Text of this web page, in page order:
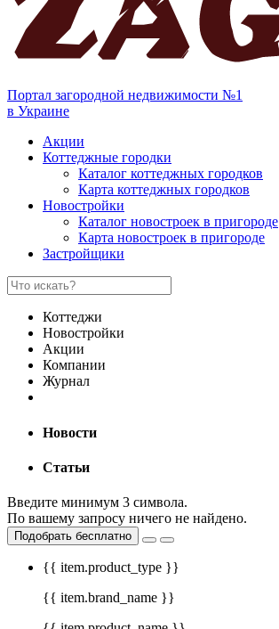
Портал загородной недвижимости №1
в Украине
Акции
Коттеджные городки
Каталог коттеджных городков
Карта коттеджных городков
Новостройки
Каталог новостроек в пригороде
Карта новостроек в пригороде
Застройщики
Коттеджи
Новостройки
Акции
Компании
Журнал
Новости
Статьи
Введите минимум 3 символа.
По вашему запросу ничего не найдено.
Подобрать бесплатно
{{ item.product_type }}
{{ item.brand_name }}